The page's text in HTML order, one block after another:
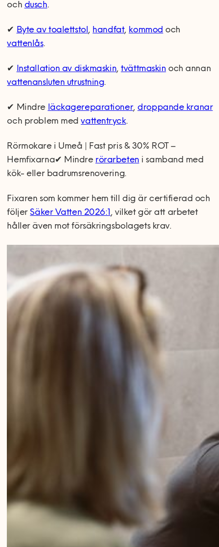
och dusch.
✔ Byte av toalettstol, handfat, kommod och
vattenlås.
✔ Installation av diskmaskin,tvättmaskin och annan
vattenansluten utrustning.
✔ Mindre läckagereparationer, droppande kranar
och problem medvattentryck.
Rörmokare i Umeå | Fast pris & 30% ROT –
Hemfixarna✔ Mindre rörarbeten i samband med
kök- eller badrumsrenovering.
Fixaren som kommer hem till dig är certifierad och
följerSäker Vatten 2026:1, vilket gör att arbetet
håller även mot försäkringsbolagets krav.